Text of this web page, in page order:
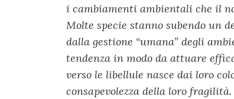
i cambiamenti ambientali che il
Molte specie stanno subendo un
dalla gestione “umana” degli
tendenza in modo da attuare
verso le libellule nasce dai loro
consapevolezza della loro